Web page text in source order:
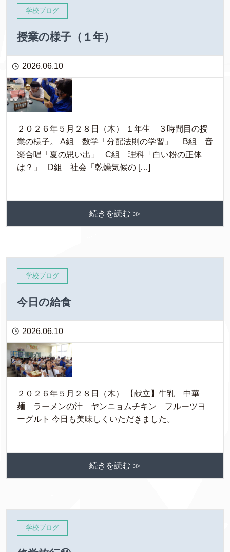
学校ブログ
授業の様子（１年）
2026.06.10
２０２６年５月２８日（木） １年生 ３時間目の授
業の様子。 A組 数学「分配法則の学習」 B組 音
楽合唱「夏の思い出」 C組 理科「白い粉の正体
は？」 D組 社会「乾燥気候の […]
続きを読む ≫
学校ブログ
今日の給食
2026.06.10
２０２６年５月２８日（木） 【献立】牛乳 中華
麺 ラーメンの汁 ヤンニョムチキン フルーツヨ
ーグルト 今日も美味しくいただきました。
続きを読む ≫
学校ブログ